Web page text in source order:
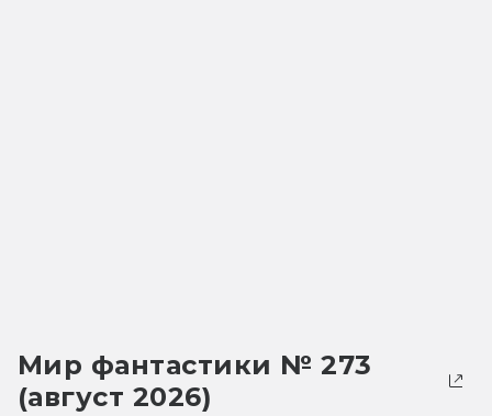
Мир фантастики № 273
(август 2026)